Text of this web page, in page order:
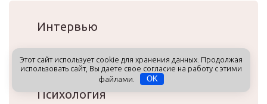
Интервью
Сила личности
Психология
Этот сайт использует cookie для хранения данных. Продолжая
использовать сайт, Вы даете свое согласие на работу с этими
файлами.
OK